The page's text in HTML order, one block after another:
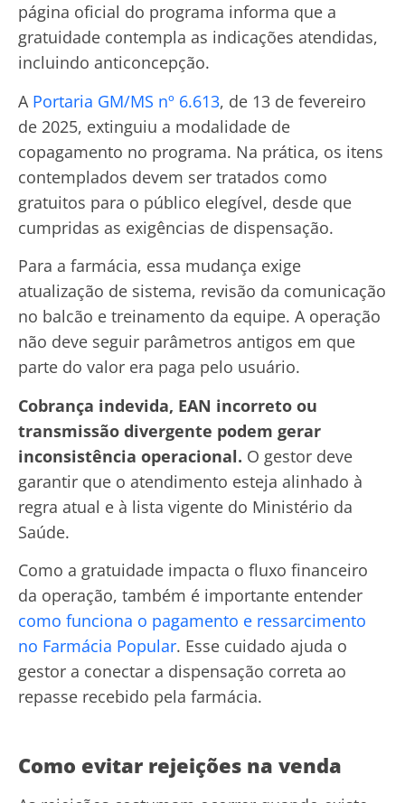
página oficial do programa informa que a
gratuidade contempla as indicações atendidas,
incluindo anticoncepção.
A Portaria GM/MS nº 6.613, de 13 de fevereiro
de 2025, extinguiu a modalidade de
copagamento no programa. Na prática, os itens
contemplados devem ser tratados como
gratuitos para o público elegível, desde que
cumpridas as exigências de dispensação.
Para a farmácia, essa mudança exige
atualização de sistema, revisão da comunicação
no balcão e treinamento da equipe. A operação
não deve seguir parâmetros antigos em que
parte do valor era paga pelo usuário.
Cobrança indevida, EAN incorreto ou
transmissão divergente podem gerar
inconsistência operacional. O gestor deve
garantir que o atendimento esteja alinhado à
regra atual e à lista vigente do Ministério da
Saúde.
Como a gratuidade impacta o fluxo financeiro
da operação, também é importante entender
como funciona o pagamento e ressarcimento
no Farmácia Popular. Esse cuidado ajuda o
gestor a conectar a dispensação correta ao
repasse recebido pela farmácia.
Como evitar rejeições na venda